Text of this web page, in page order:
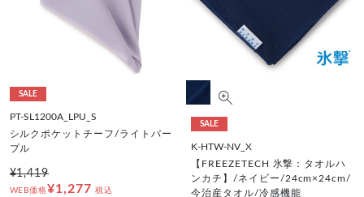
SALE
PT-SL1200A_LPU_S
シルクポケットチーフ/ライトパー
プル
¥1,419
WEB価格¥1,277 税込
SALE
K-HTW-NV_X
【FREEZETECH 氷撃：タオルハ
ンカチ】/ネイビー/24cm×24cm/
今治産タオル/冷感機能